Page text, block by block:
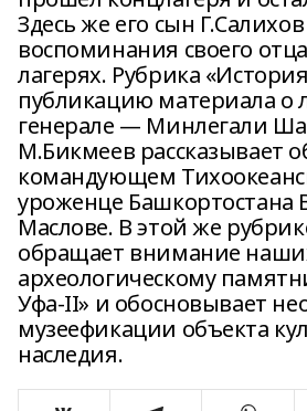
Здесь же его сын
воспоминания своего
лагерях. Рубрика
публикацию материала о
генерале — Минлегали
М.Бикмеев рассказывает
командующем
уроженце Башкортостана
Маслове. В этой же
обращает внимание
археологическому
Уфа-II» и обосновывает
музеефикации объекта
наследия.